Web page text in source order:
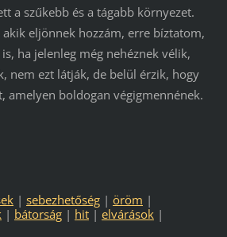
a szűkebb és a tágabb környezet.
eljönnek hozzám, erre bíztatom,
ha jelenleg még nehéznek vélik,
nem ezt látják, de belül érzik, hogy
amelyen boldogan végigmennének.
| sebezhetőség | öröm |
| bátorság | hit | elvárások |